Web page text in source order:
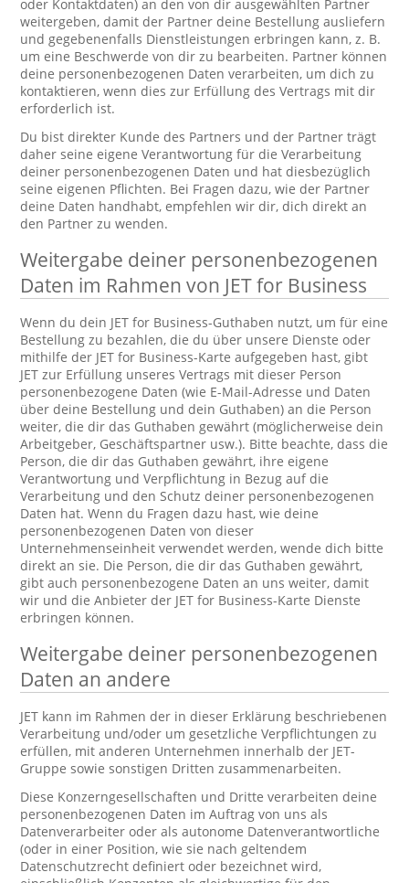
oder Kontaktdaten) an den von dir ausgewählten Partner
weitergeben, damit der Partner deine Bestellung ausliefern
und gegebenenfalls Dienstleistungen erbringen kann, z. B.
um eine Beschwerde von dir zu bearbeiten. Partner können
deine personenbezogenen Daten verarbeiten, um dich zu
kontaktieren, wenn dies zur Erfüllung des Vertrags mit dir
erforderlich ist.
Du bist direkter Kunde des Partners und der Partner trägt
daher seine eigene Verantwortung für die Verarbeitung
deiner personenbezogenen Daten und hat diesbezüglich
seine eigenen Pflichten. Bei Fragen dazu, wie der Partner
deine Daten handhabt, empfehlen wir dir, dich direkt an
den Partner zu wenden.
Weitergabe deiner personenbezogenen
Daten im Rahmen von JET for Business
Wenn du dein JET for Business-Guthaben nutzt, um für eine
Bestellung zu bezahlen, die du über unsere Dienste oder
mithilfe der JET for Business-Karte aufgegeben hast, gibt
JET zur Erfüllung unseres Vertrags mit dieser Person
personenbezogene Daten (wie E-Mail-Adresse und Daten
über deine Bestellung und dein Guthaben) an die Person
weiter, die dir das Guthaben gewährt (möglicherweise dein
Arbeitgeber, Geschäftspartner usw.). Bitte beachte, dass die
Person, die dir das Guthaben gewährt, ihre eigene
Verantwortung und Verpflichtung in Bezug auf die
Verarbeitung und den Schutz deiner personenbezogenen
Daten hat. Wenn du Fragen dazu hast, wie deine
personenbezogenen Daten von dieser
Unternehmenseinheit verwendet werden, wende dich bitte
direkt an sie. Die Person, die dir das Guthaben gewährt,
gibt auch personenbezogene Daten an uns weiter, damit
wir und die Anbieter der JET for Business-Karte Dienste
erbringen können.
Weitergabe deiner personenbezogenen
Daten an andere
JET kann im Rahmen der in dieser Erklärung beschriebenen
Verarbeitung und/oder um gesetzliche Verpflichtungen zu
erfüllen, mit anderen Unternehmen innerhalb der JET-
Gruppe sowie sonstigen Dritten zusammenarbeiten.
Diese Konzerngesellschaften und Dritte verarbeiten deine
personenbezogenen Daten im Auftrag von uns als
Datenverarbeiter oder als autonome Datenverantwortliche
(oder in einer Position, wie sie nach geltendem
Datenschutzrecht definiert oder bezeichnet wird,